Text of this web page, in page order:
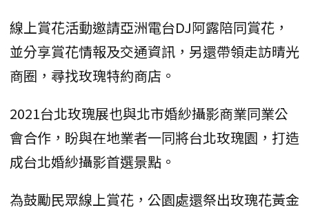
線上賞花活動邀請亞洲電台DJ阿露陪同賞花，
並分享賞花情報及交通資訊，另還帶領走訪晴光
商圈，尋找玫瑰特約商店。
2021台北玫瑰展也與北市婚紗攝影商業同業公
會合作，盼與在地業者一同將台北玫瑰園，打造
成台北婚紗攝影首選景點。
為鼓勵民眾線上賞花，公園處還祭出玫瑰花黃金